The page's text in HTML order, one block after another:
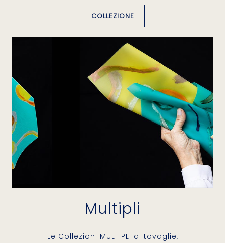
COLLEZIONE
Multipli
Le Collezioni MULTIPLI di tovaglie,